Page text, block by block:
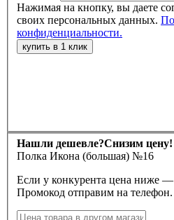
Нажимая на кнопку, вы даете
своих персональных данных.
конфиденциальности.
Нашли дешевле?Снизим цену!
Полка Икона (большая) №16
Если у конкурента цена ниже
Промокод отправим на телефон.